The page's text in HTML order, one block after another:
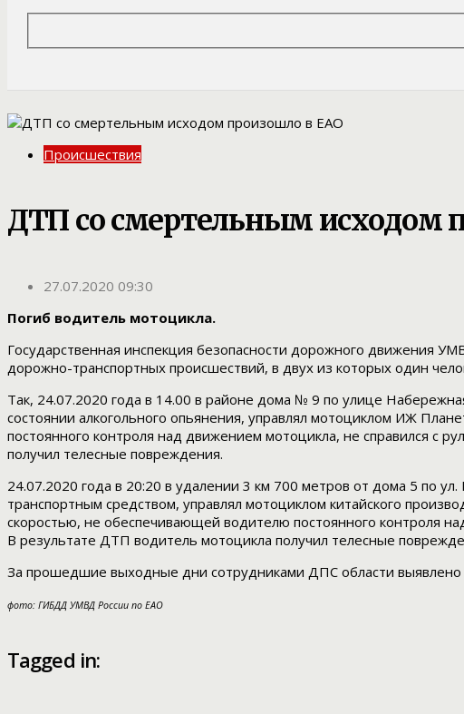
Происшествия
ДТП со смертельным исходом
27.07.2020 09:30
Погиб водитель мотоцикла.
Государственная инспекция безопасности дорожного движения
дорожно-транспортных происшествий, в двух из которых один
Так, 24.07.2020 года в 14.00 в районе дома № 9 по улице
состоянии алкогольного опьянения, управлял мотоциклом ИЖ
постоянного контроля над движением мотоцикла, не справился с
получил телесные повреждения.
24.07.2020 года в 20:20 в удалении 3 км 700 метров от дома 5 по
транспортным средством, управлял мотоциклом китайского
скоростью, не обеспечивающей водителю постоянного контроля
В результате ДТП водитель мотоцикла получил телесные
За прошедшие выходные дни сотрудниками ДПС области
фото: ГИБДД УМВД России по ЕАО
Tagged in: